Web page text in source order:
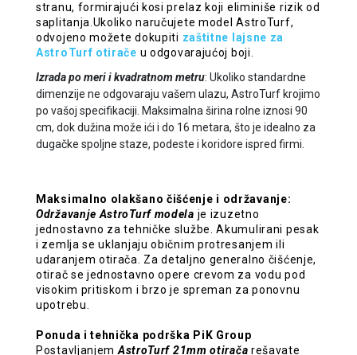
stranu, formirajući kosi prelaz koji eliminiše rizik od
saplitanja.Ukoliko naručujete model AstroTurf,
odvojeno možete dokupiti zaštitne lajsne za
AstroTurf otirače u odgovarajućoj boji.
Izrada po meri i kvadratnom metru: Ukoliko standardne
dimenzije ne odgovaraju vašem ulazu, AstroTurf krojimo
po vašoj specifikaciji. Maksimalna širina rolne iznosi 90
cm, dok dužina može ići i do 16 metara, što je idealno za
dugačke spoljne staze, podeste i koridore ispred firmi.
Maksimalno olakšano čišćenje i održavanje:
Održavanje AstroTurf modela je izuzetno
jednostavno za tehničke službe. Akumulirani pesak
i zemlja se uklanjaju običnim protresanjem ili
udaranjem otirača. Za detaljno generalno čišćenje,
otirač se jednostavno opere crevom za vodu pod
visokim pritiskom i brzo je spreman za ponovnu
upotrebu.
Ponuda i tehnička podrška PiK Group
PostavljanjemAstroTurf 21mm otirača rešavate